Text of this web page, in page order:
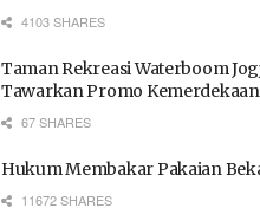
4103 SHARES
Taman Rekreasi Waterboom
Tawarkan Promo Kemerdekaan
67 SHARES
Hukum Membakar Pakaian
11672 SHARES